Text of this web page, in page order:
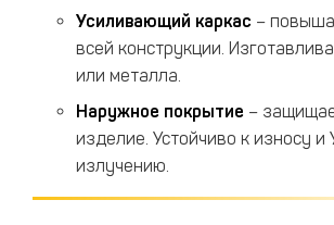
Усиливающий каркас –
всей конструкции.
или металла.
Наружное покрытие –
изделие. Устойчиво к износу
излучению.